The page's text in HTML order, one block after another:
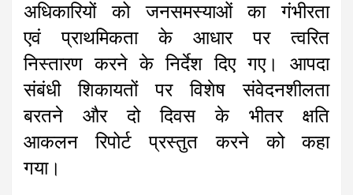
अधिकारियों को जनसमस्याओं का गंभीरता
एवं प्राथमिकता के आधार पर त्वरित
निस्तारण करने के निर्देश दिए गए। आपदा
संबंधी शिकायतों पर विशेष संवेदनशीलता
बरतने और दो दिवस के भीतर क्षति
आकलन रिपोर्ट प्रस्तुत करने को कहा
गया।